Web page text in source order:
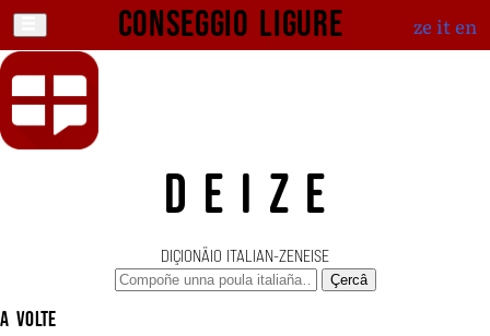
Conseggio ligure ze iten
DEIZE
DIÇIONÄIO ITALIAN-ZENEISE
Çercâ
a volte